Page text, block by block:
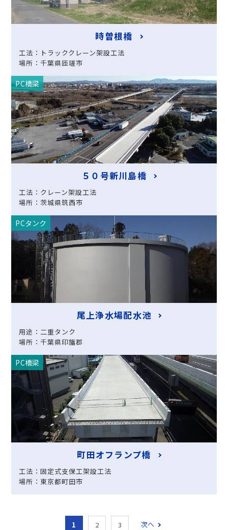
時曽根橋
工法：トラッククレーン架設工法
場所：千葉県匝瑳市
PC橋梁
５０号新川島橋
工法：クレーン架設工法
場所：茨城県筑西市
PCタンク
尾上浄水場配水池
用途：二重タンク
場所：千葉県印旛郡
PC橋梁
町田オフランプ橋
工法：固定式支保工架設工法
場所：東京都町田市
1 2 3 次へ